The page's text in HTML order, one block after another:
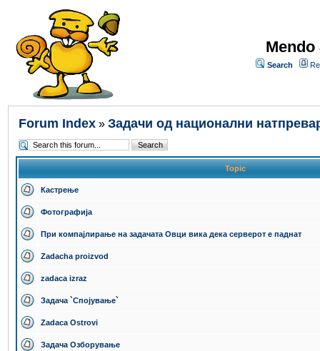
Search
Forum Index » Задачи од национални
Topic
Кастрење
Фотографија
При компајлирање на задачата Овци вика дека серверот е паднат
Zadacha proizvod
zadaca izraz
Задача `Спојување`
Zadaca Ostrovi
Задача Озборување